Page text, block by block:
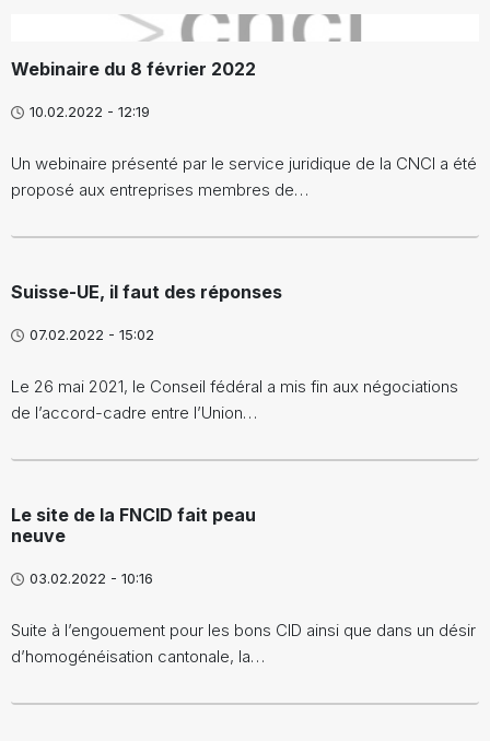
Webinaire du 8 février 2022
10.02.2022 - 12:19
Un webinaire présenté par le service juridique de la CNCI a été
proposé aux entreprises membres de…
Suisse-UE, il faut des réponses
07.02.2022 - 15:02
Le 26 mai 2021, le Conseil fédéral a mis fin aux négociations
de l’accord-cadre entre l’Union…
Le site de la FNCID fait peau
neuve
03.02.2022 - 10:16
Suite à l’engouement pour les bons CID ainsi que dans un désir
d’homogénéisation cantonale, la…